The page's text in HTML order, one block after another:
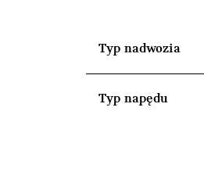
Typ nadwozia
Typ napędu